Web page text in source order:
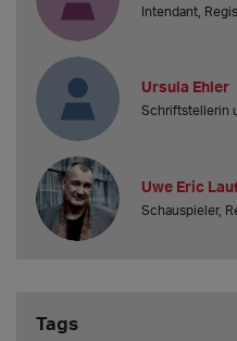
Intendant,
Ursula Ehler
Schriftstellerin
Uwe Eric
Schauspieler,
Tags